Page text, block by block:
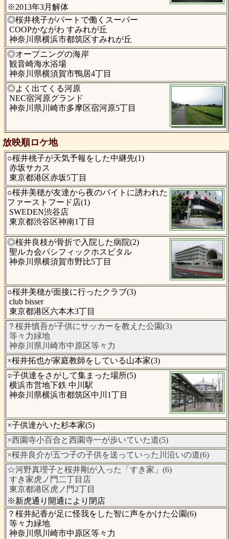
※2013年3月解体
◎桜井桃子がパートで働くスーパー
COOPかながわ すみれが丘
神奈川県横浜市都筑区すみれが丘
◎オープニングの海岸
観音崎海水浴場
神奈川県横須賀市鴨居4丁目
◎よく出てくる河原
NEC宿河原グランド
神奈川県川崎市多摩区宿河原5丁目
放映順ロケ地
○桜井桃子が天気予報をした中継先(1)
赤坂サカス
東京都港区赤坂5丁目
○桜井美穂が友達から夜のバイトに誘われた
ファーストフード店(1)
SWEDEN渋谷店
東京都渋谷区神南1丁目
◎桜井良枝が骨折で入院した病院(2)
聖ルカ会パシフィックホスピタル
神奈川県横須賀市野比5丁目
○桜井美穂が面接に行ったクラブ(3)
club bisser
東京都港区六本木3丁目
？桜井慎吾が子供にサッカーを教えた公園(3)
等々力緑地
神奈川県川崎市中原区等々力
×桜井拓也が家庭教師をしている山本家(3)
○子供達をさがして集まった場所(5)
横浜市営地下鉄 中川駅
神奈川県横浜市都筑区中川1丁目
×子供達がいた杉本家(5)
×西園寺小百合と西園寺一が歩いていた道(5)
×桜井良介が五つ子の子供を送っていった川沿いの道(6)
☆河野真理子と桜井剛が入った「すき家」(6)
すき家虎ノ門二丁目店
東京都港区虎ノ門2丁目
※新虎通り開通により閉店
？桜井紀香が足に怪我をした智に声をかけた公園(6)
等々力緑地
神奈川県川崎市中原区等々力